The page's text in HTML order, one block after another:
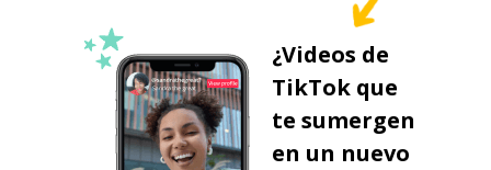
¿Videos de
TikTok que
te sumergen
en un nuevo